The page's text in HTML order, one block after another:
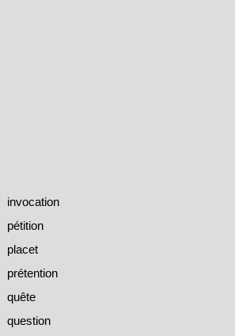
invocation
pétition
placet
prétention
quête
question